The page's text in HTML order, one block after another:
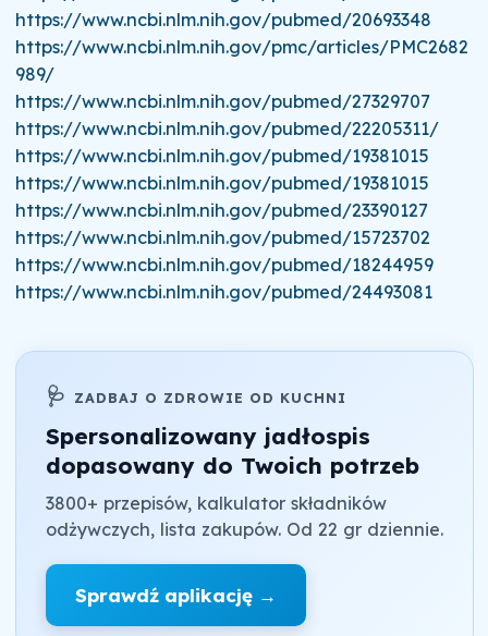
https://www.ncbi.nlm.nih.gov/pubmed/20693348
https://www.ncbi.nlm.nih.gov/pmc/articles/PMC2682
989/
https://www.ncbi.nlm.nih.gov/pubmed/27329707
https://www.ncbi.nlm.nih.gov/pubmed/22205311/
https://www.ncbi.nlm.nih.gov/pubmed/19381015
https://www.ncbi.nlm.nih.gov/pubmed/19381015
https://www.ncbi.nlm.nih.gov/pubmed/23390127
https://www.ncbi.nlm.nih.gov/pubmed/15723702
https://www.ncbi.nlm.nih.gov/pubmed/18244959
https://www.ncbi.nlm.nih.gov/pubmed/24493081
🩺 ZADBAJ O ZDROWIE OD KUCHNI
Spersonalizowany jadłospis
dopasowany do Twoich potrzeb
3800+ przepisów, kalkulator składników
odżywczych, lista zakupów. Od 22 gr dziennie.
Sprawdź aplikację →